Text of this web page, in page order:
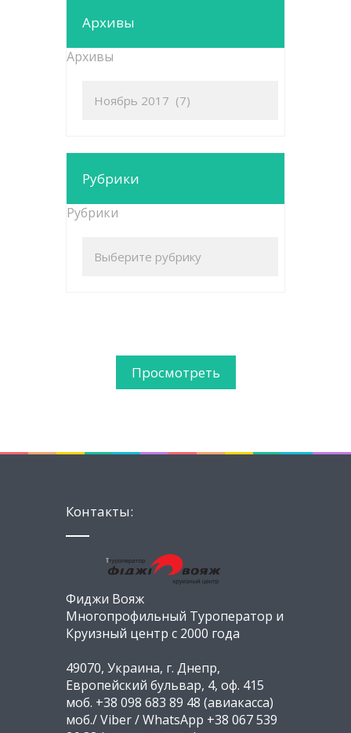
Архивы
Архивы
Рубрики
Рубрики
Просмотреть
Контакты:
Фиджи Вояж
Многопрофильный Туроператор и
Круизный центр с 2000 года
49070, Украина, г. Днепр,
Европейский бульвар, 4, оф. 415
моб. +38 098 683 89 48 (авиакасса)
моб./ Viber / WhatsApp +38 067 539